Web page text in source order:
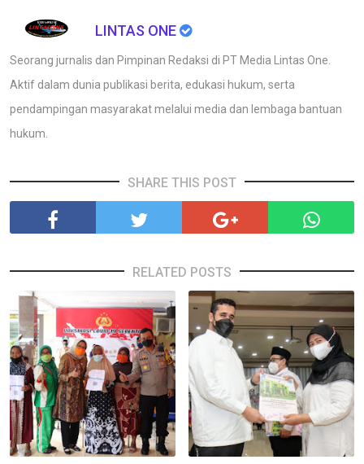
LINTAS ONE
Seorang jurnalis dan Pimpinan Redaksi di PT Media Lintas One.
Aktif dalam dunia publikasi berita, edukasi hukum, serta
pendampingan masyarakat melalui media dan lembaga bantuan
hukum.
SHARE THIS POST
RELATED POSTS